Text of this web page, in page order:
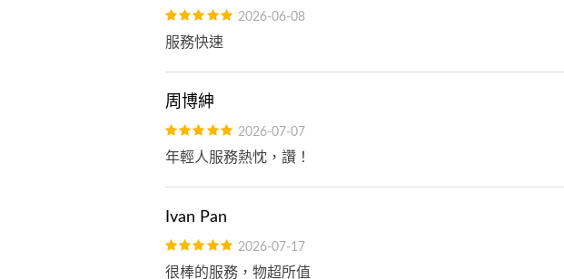
2026-06-08
服務快速
周博紳
2026-07-07
年輕人服務熱忱，讚！
Ivan Pan
2026-07-17
很棒的服務，物超所值